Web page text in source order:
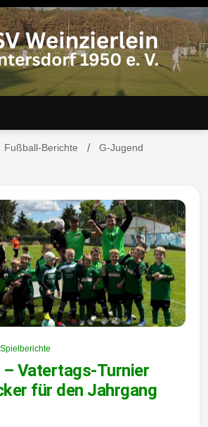
Fußball-Berichte G-Jugend
Vatertags-Turnier
für den Jahrgang